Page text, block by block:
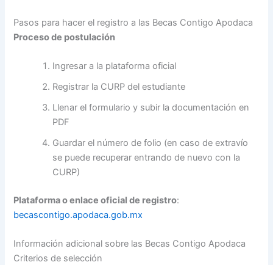
Pasos para hacer el registro a las Becas Contigo Apodaca
Proceso de postulación
Ingresar a la plataforma oficial
Registrar la CURP del estudiante
Llenar el formulario y subir la documentación en
PDF
Guardar el número de folio (en caso de extravío
se puede recuperar entrando de nuevo con la
CURP)
Plataforma o enlace oficial de registro:
becascontigo.apodaca.gob.mx
Información adicional sobre las Becas Contigo Apodaca
Criterios de selección